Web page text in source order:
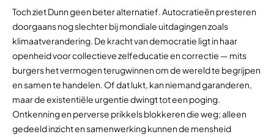
Toch ziet Dunn geen beter alternatief. Autocratieën presteren
doorgaans nog slechter bij mondiale uitdagingen zoals
klimaatverandering. De kracht van democratie ligt in haar
openheid voor collectieve zelfeducatie en correctie — mits
burgers het vermogen terugwinnen om de wereld te begrijpen
en samen te handelen. Of dat lukt, kan niemand garanderen,
maar de existentiële urgentie dwingt tot een poging.
Ontkenning en perverse prikkels blokkeren die weg; alleen
gedeeld inzicht en samenwerking kunnen de mensheid